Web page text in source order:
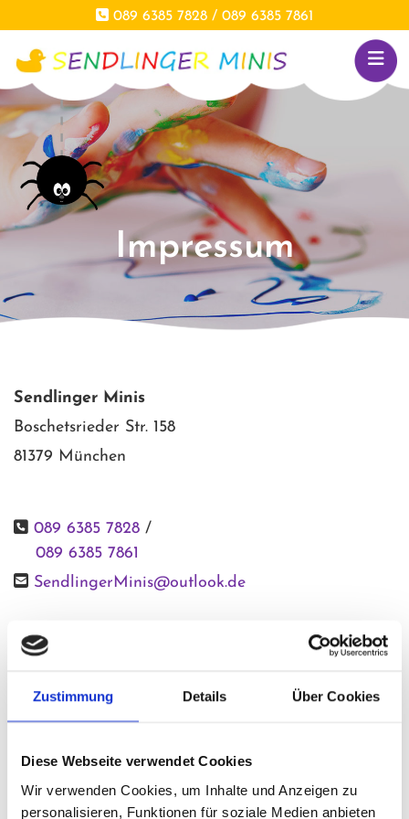
Zustimmung Details Über Cookies
Diese Webseite verwendet Cookies
Wir verwenden Cookies, um Inhalte und Anzeigen zu
personalisieren, Funktionen für soziale Medien anbieten
Zum Inhalt springen
 089 6385 7828 / 089 6385 7861
Impressum
Sendlinger Minis
Boschetsrieder Str. 158
81379 München
 089 6385 7828 /
089 6385 7861
 SendlingerMinis@outlook.de
Geschäftsführerinnen:
Recht­li­cher Hin­weis:Die EU hat ein On­line-Ver­
fah­ren zur Bei­le­gung von Strei­tig­kei­ten zwi­schen
Un­ter­neh­mern und Ver­brau­chern ge­schaf­fen. In­for­